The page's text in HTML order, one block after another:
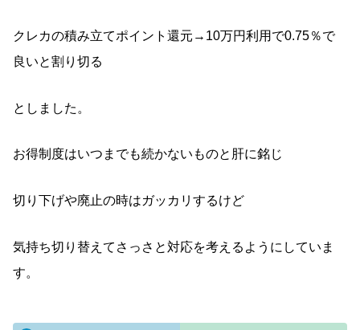
クレカの積み立てポイント還元→10万円利用で0.75％で
良いと割り切る
としました。
お得制度はいつまでも続かないものと肝に銘じ
切り下げや廃止の時はガッカリするけど
気持ち切り替えてさっさと対応を考えるようにしていま
す。